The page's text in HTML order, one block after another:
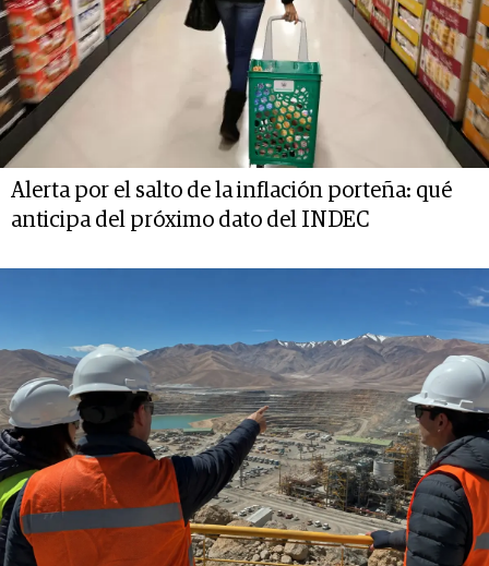
Alerta por el salto de la inflación porteña: qué
anticipa del próximo dato del INDEC